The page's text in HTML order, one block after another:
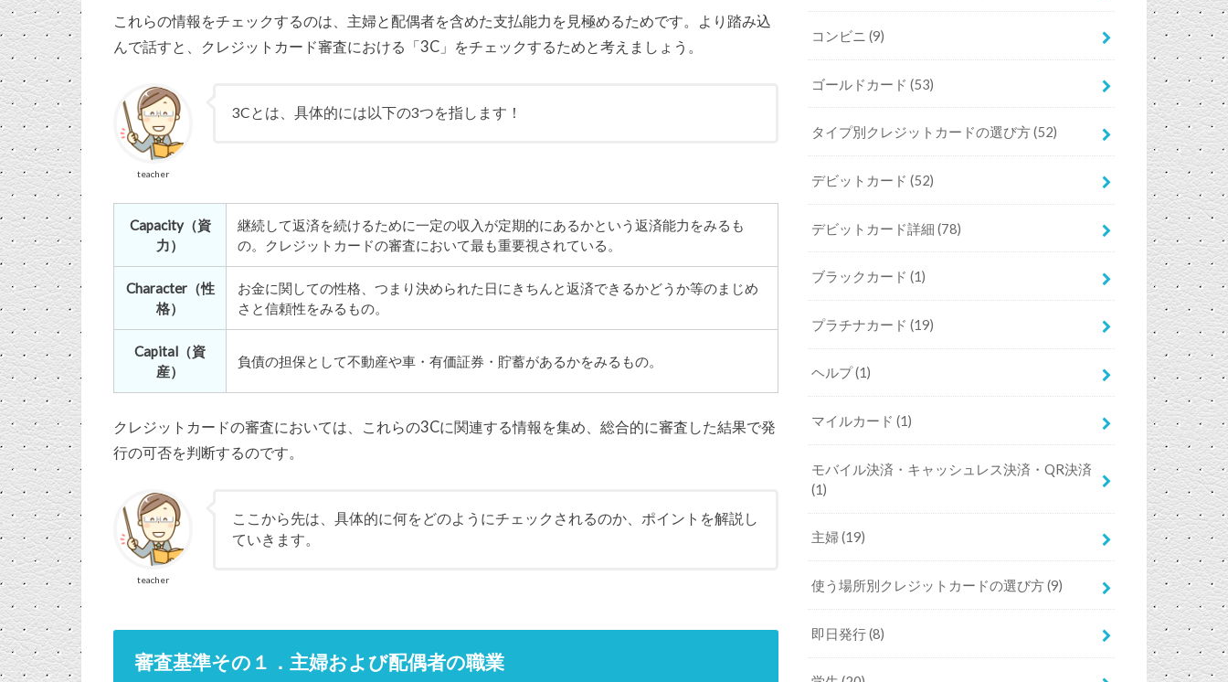
これらの情報をチェックするのは、主婦と配偶者を含めた支払能力を見極めるためです。より踏み込
んで話すと、クレジットカード審査における「3C」をチェックするためと考えましょう。
teacher
3Cとは、具体的には以下の3つを指します！
Capacity（資
力）
継続して返済を続けるために一定の収入が定期的にあるかという返済能力をみるも
の。クレジットカードの審査において最も重要視されている。
Character（性
格）
お金に関しての性格、つまり決められた日にきちんと返済できるかどうか等のまじめ
さと信頼性をみるもの。
Capital（資
産）
負債の担保として不動産や車・有価証券・貯蓄があるかをみるもの。
クレジットカードの審査においては、これらの3Cに関連する情報を集め、総合的に審査した結果で発
行の可否を判断するのです。
teacher
ここから先は、具体的に何をどのようにチェックされるのか、ポイントを解説し
ていきます。
審査基準その１．主婦および配偶者の職業
コンビニ(9)
ゴールドカード(53)
タイプ別クレジットカードの選び方(52)
デビットカード(52)
デビットカード詳細(78)
ブラックカード(1)
プラチナカード(19)
ヘルプ(1)
マイルカード(1)
モバイル決済・キャッシュレス決済・QR決済
(1)
主婦(19)
使う場所別クレジットカードの選び方(9)
即日発行(8)